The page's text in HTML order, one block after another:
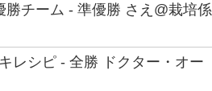
チーム - 準優勝 さえ@栽培係
レシピ - 全勝 ドクター・オー